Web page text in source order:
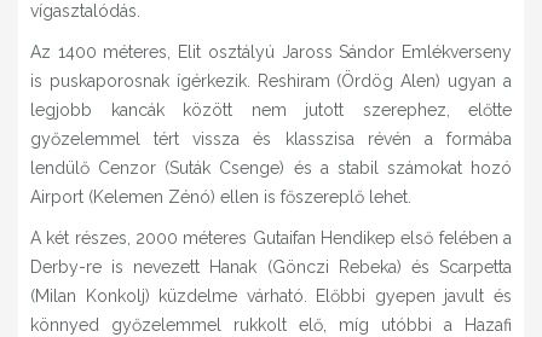
vígasztalódás.
Az 1400 méteres, Elit osztályú Jaross Sándor Emlékverseny
is puskaporosnak ígérkezik. Reshiram (Ördög Alen) ugyan a
legjobb kancák között nem jutott szerephez, előtte
győzelemmel tért vissza és klasszisa révén a formába
lendülő Cenzor (Suták Csenge) és a stabil számokat hozó
Airport (Kelemen Zénó) ellen is főszereplő lehet.
A két részes, 2000 méteres Gutaifan Hendikep első felében a
Derby-re is nevezett Hanak (Gönczi Rebeka) és Scarpetta
(Milan Konkolj) küzdelme várható. Előbbi gyepen javult és
könnyed győzelemmel rukkolt elő, míg utóbbi a Hazafi